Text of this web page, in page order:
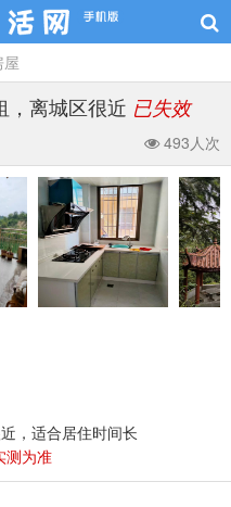
，离城区很近 已失效
493人次
，适合居住时间长
测为准